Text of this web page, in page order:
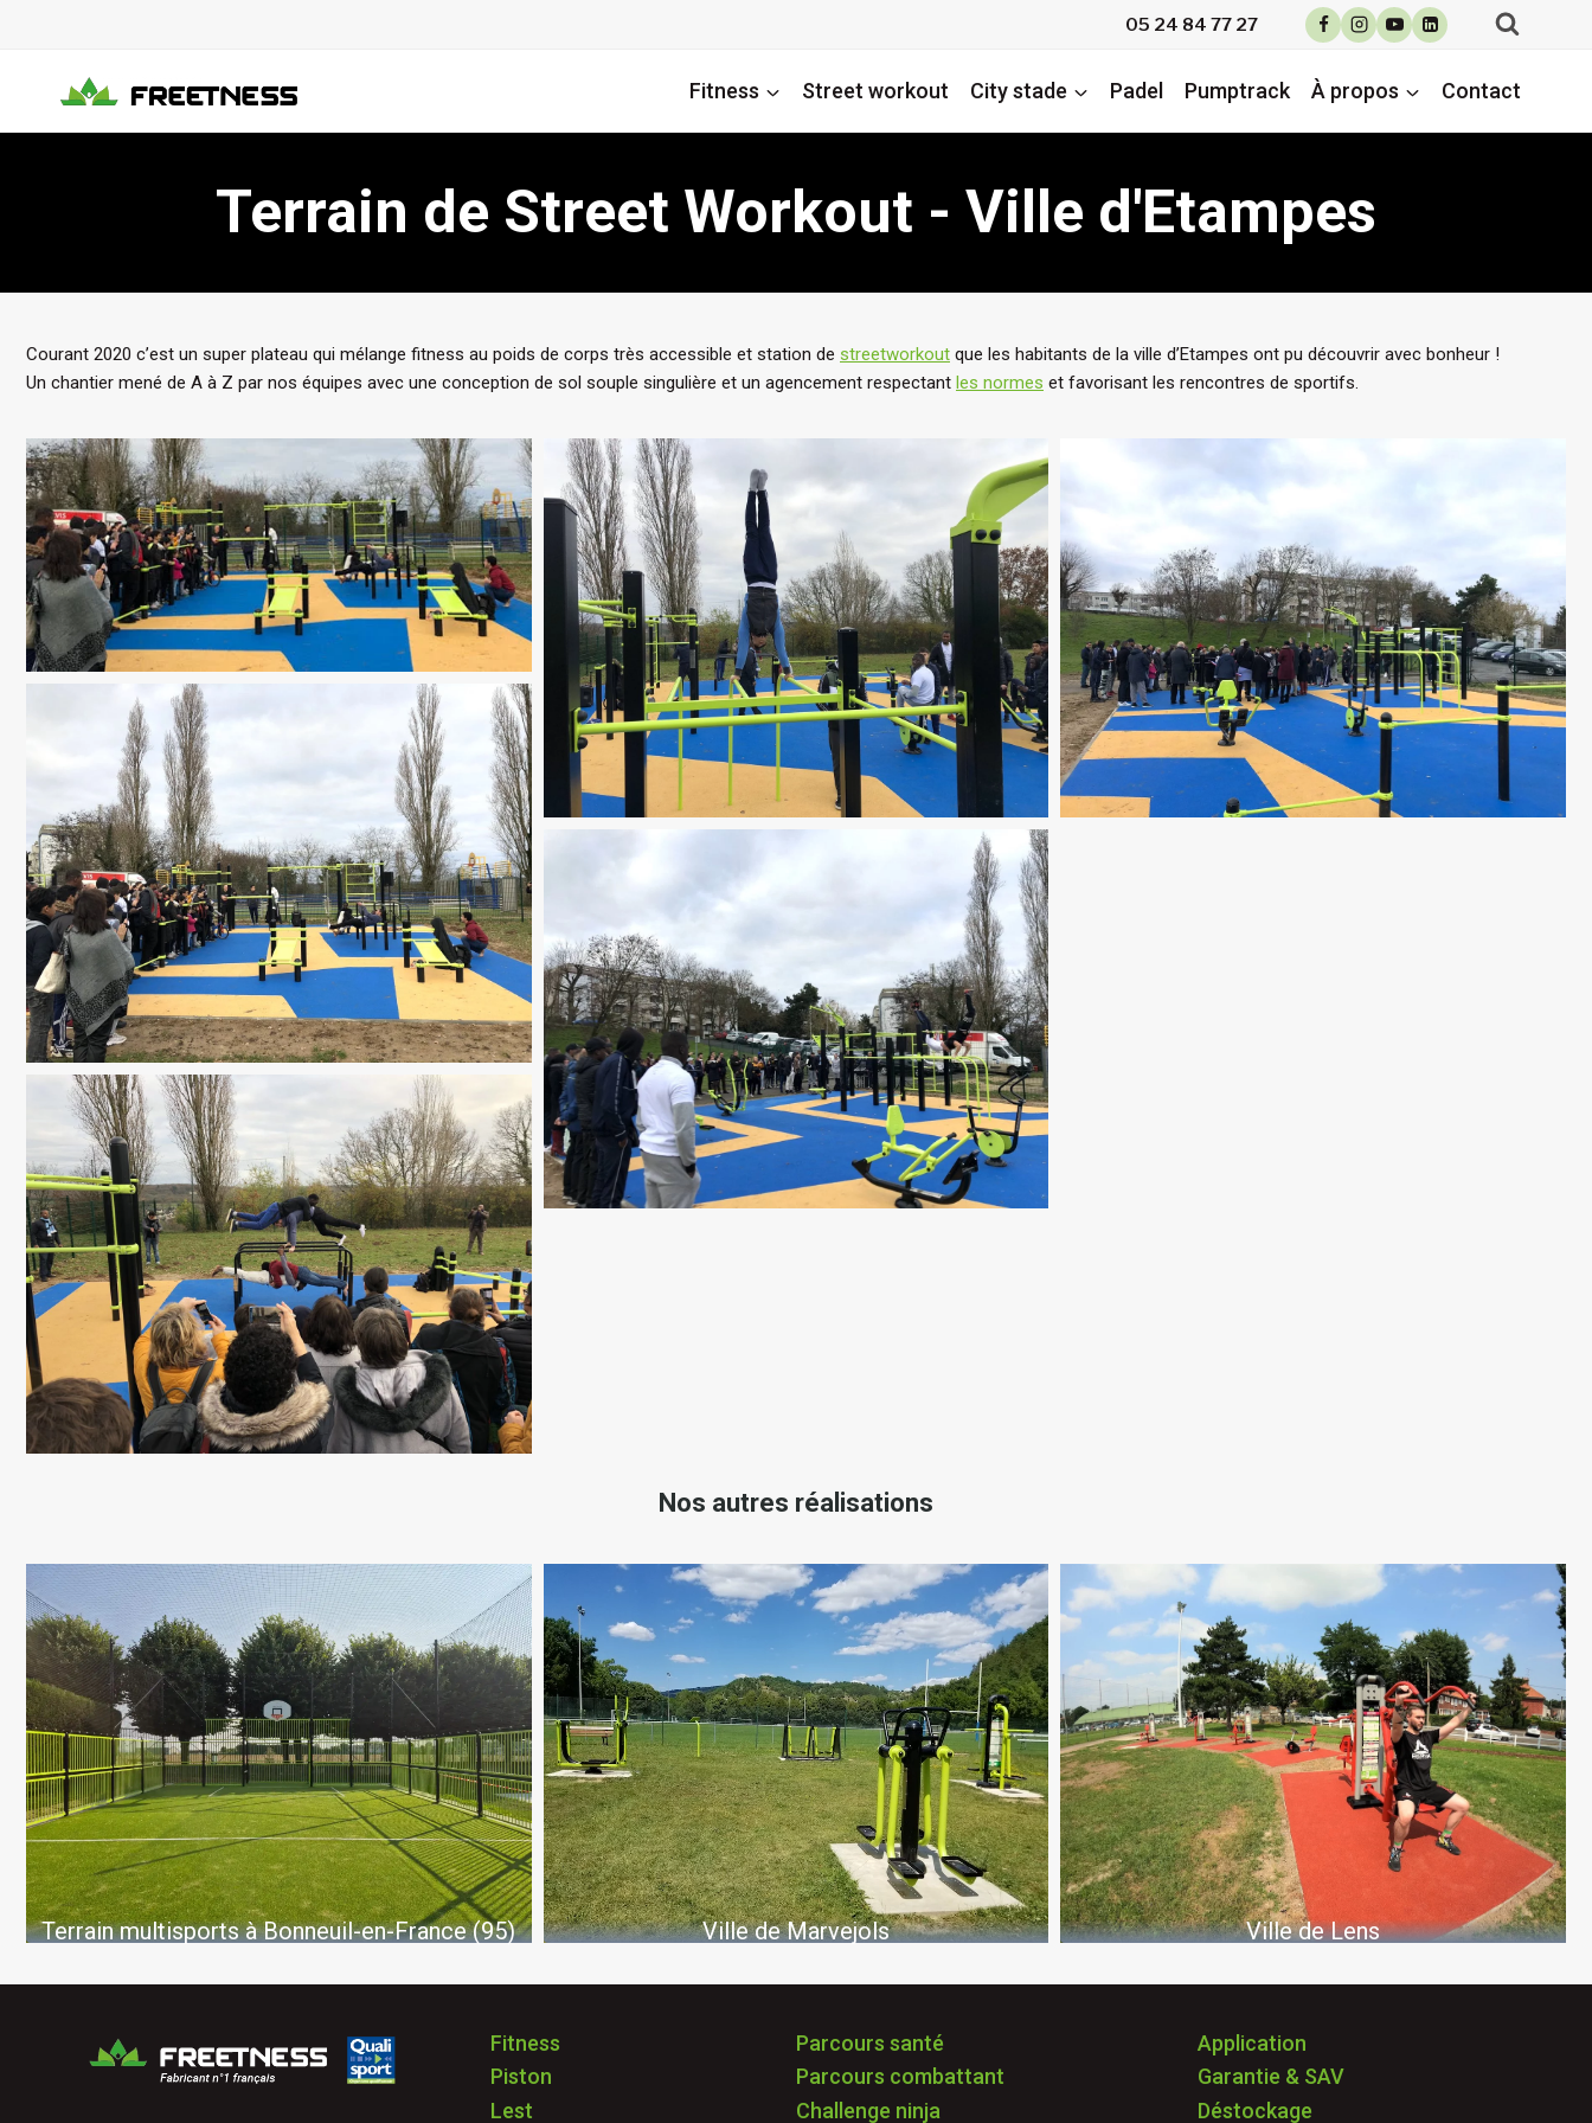
05 24 84 77 27
Fitness Street workout City stade Padel Pumptrack À propos Contact
Terrain de Street Workout - Ville d'Etampes
Courant 2020 c’est un super plateau qui mélange fitness au poids de corps très accessible et station de streetworkout que les habitants de la ville d’Etampes ont pu découvrir avec bonheur !
Un chantier mené de A à Z par nos équipes avec une conception de sol souple singulière et un agencement respectant les normes et favorisant les rencontres de sportifs.
Nos autres réalisations
Terrain multisports à Bonneuil-en-France (95) Ville de Marvejols Ville de Lens
Fitness
Parcours santé
Piston
Parcours combattant
Lest
Challenge ninja
Application
Garantie & SAV
Déstockage